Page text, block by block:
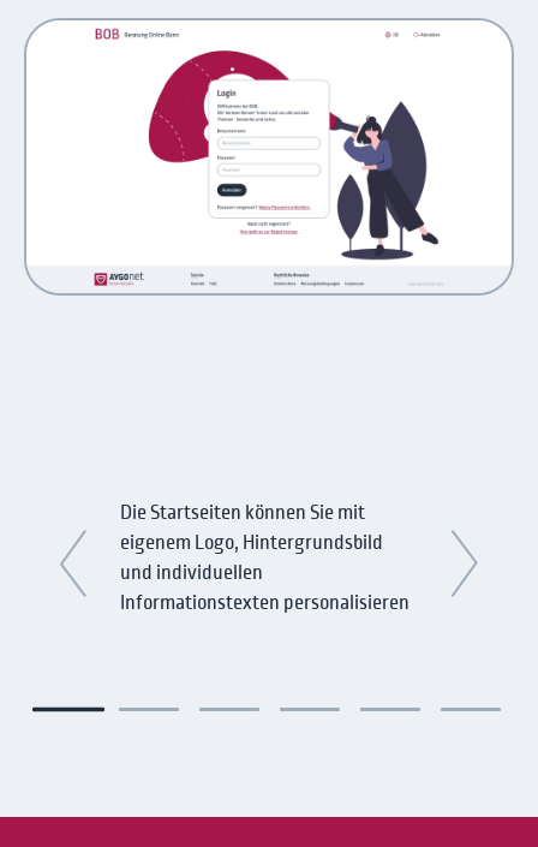
Die Startseiten können Sie mit
eigenem Logo, Hintergrundsbild
und individuellen
Informationstexten personalisieren